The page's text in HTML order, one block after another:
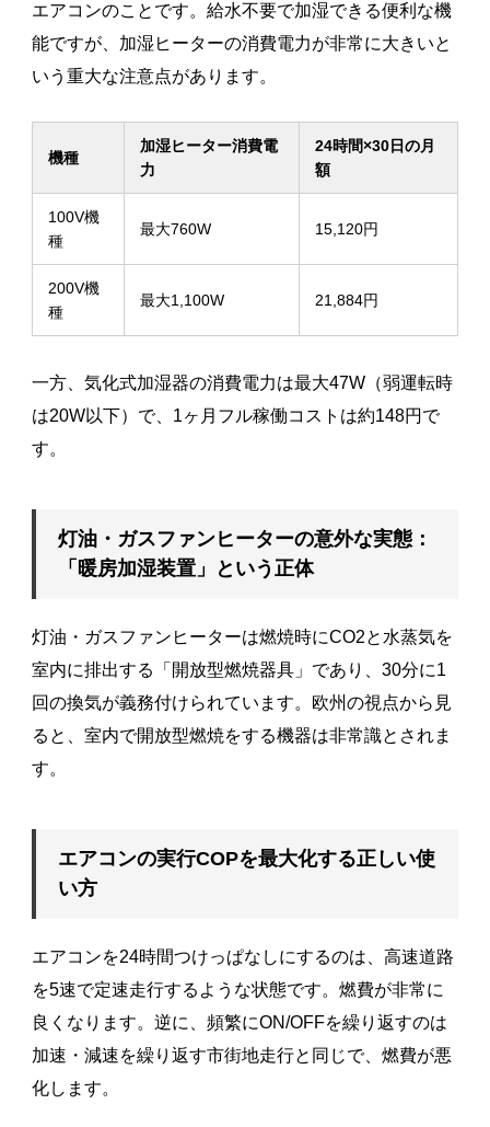
エアコンのことです。給水不要で加湿できる便利な機
能ですが、加湿ヒーターの消費電力が非常に大きいと
いう重大な注意点があります。
機種
加湿ヒーター消費電
力
24時間×30日の月
額
100V機
種
最大760W 15,120円
200V機
種
最大1,100W 21,884円
一方、気化式加湿器の消費電力は最大47W（弱運転時
は20W以下）で、1ヶ月フル稼働コストは約148円で
す。
灯油・ガスファンヒーターの意外な実態：
「暖房加湿装置」という正体
灯油・ガスファンヒーターは燃焼時にCO2と水蒸気を
室内に排出する「開放型燃焼器具」であり、30分に1
回の換気が義務付けられています。欧州の視点から見
ると、室内で開放型燃焼をする機器は非常識とされま
す。
エアコンの実行COPを最大化する正しい使
い方
エアコンを24時間つけっぱなしにするのは、高速道路
を5速で定速走行するような状態です。燃費が非常に
良くなります。逆に、頻繁にON/OFFを繰り返すのは
加速・減速を繰り返す市街地走行と同じで、燃費が悪
化します。